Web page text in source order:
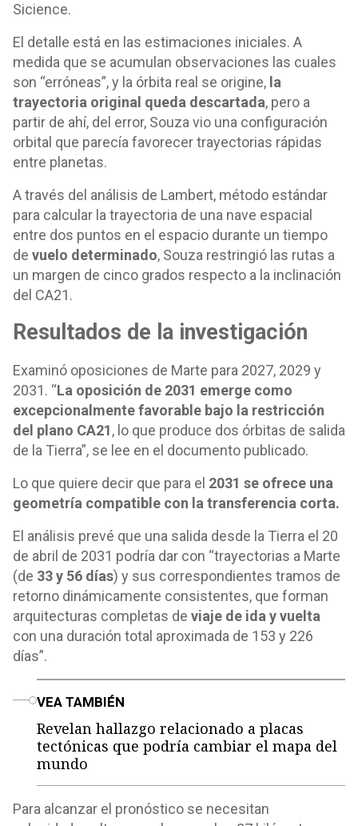
Sicience.
El detalle está en las estimaciones iniciales. A
medida que se acumulan observaciones las cuales
son “erróneas”, y la órbita real se origine, la
trayectoria original queda descartada, pero a
partir de ahí, del error, Souza vio una configuración
orbital que parecía favorecer trayectorias rápidas
entre planetas.
A través del análisis de Lambert, método estándar
para calcular la trayectoria de una nave espacial
entre dos puntos en el espacio durante un tiempo
de vuelo determinado, Souza restringió las rutas a
un margen de cinco grados respecto a la inclinación
del CA21.
Resultados de la investigación
Examinó oposiciones de Marte para 2027, 2029 y
2031. “La oposición de 2031 emerge como
excepcionalmente favorable bajo la restricción
del plano CA21, lo que produce dos órbitas de salida
de la Tierra”, se lee en el documento publicado.
Lo que quiere decir que para el 2031 se ofrece una
geometría compatible con la transferencia corta.
El análisis prevé que una salida desde la Tierra el 20
de abril de 2031 podría dar con “trayectorias a Marte
(de 33 y 56 días) y sus correspondientes tramos de
retorno dinámicamente consistentes, que forman
arquitecturas completas de viaje de ida y vuelta
con una duración total aproximada de 153 y 226
días”.
VEA TAMBIÉN
Revelan hallazgo relacionado a placas
tectónicas que podría cambiar el mapa del
mundo
Para alcanzar el pronóstico se necesitan